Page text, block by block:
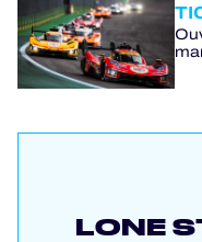
LONE